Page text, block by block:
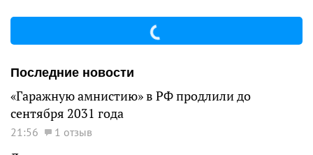
Последние новости
«Гаражную амнистию» в РФ продлили до
сентября 2031 года
21:56 1 отзыв